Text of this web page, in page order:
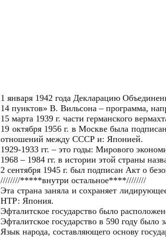
1 января 1942 года Декларацию
14 пунктов» В. Вильсона – программа,
15 марта 1939 г. части германского
19 октября 1956 г. в Москве была
отношений между СССР и: Японией.
1929-1933 гг. – это годы: Мирового
1968 – 1984 гг. в истории этой страны
2 сентября 1945 г. был подписан Акт о
////////*****внутри остальное****////////
Эта страна заняла и сохраняет
НТР: Япония.
Эфталитское государство было
Эфталитское государство в 590 году было
Язык народа, составляющего основу